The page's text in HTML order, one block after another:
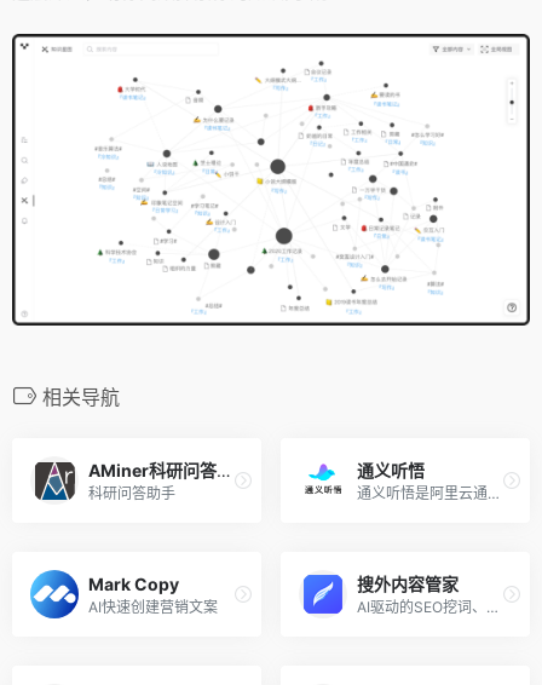
相关导航
AMiner科研问答助手
科研问答助手
通义听悟
通义听悟是阿里云通义家族新成员，是一款聚焦于音视频内容的工作学习AI助手。内置了通义千问大模型的理解与摘要能力，结合阿里云在音频AI领域深厚的积累，可帮助用户高效地完成对...
Mark Copy
AI快速创建营销文案
搜外内容管家
AI驱动的SEO挖词、写作、发布工具